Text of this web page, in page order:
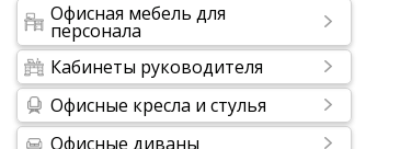
Офисная мебель для
персонала
Кабинеты руководителя
Офисные кресла и стулья
Офисные диваны